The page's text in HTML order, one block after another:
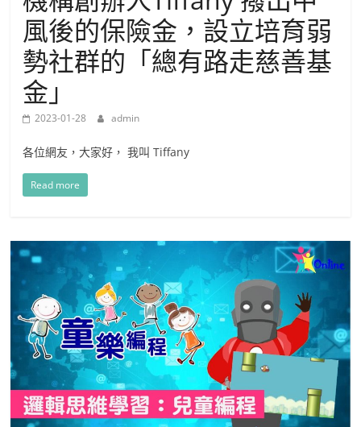
風後的保險金，設立培育弱
勢社群的「總有路走慈善基
金」
2023-01-28 admin
各位網友，大家好， 我叫 Tiffany
Read more